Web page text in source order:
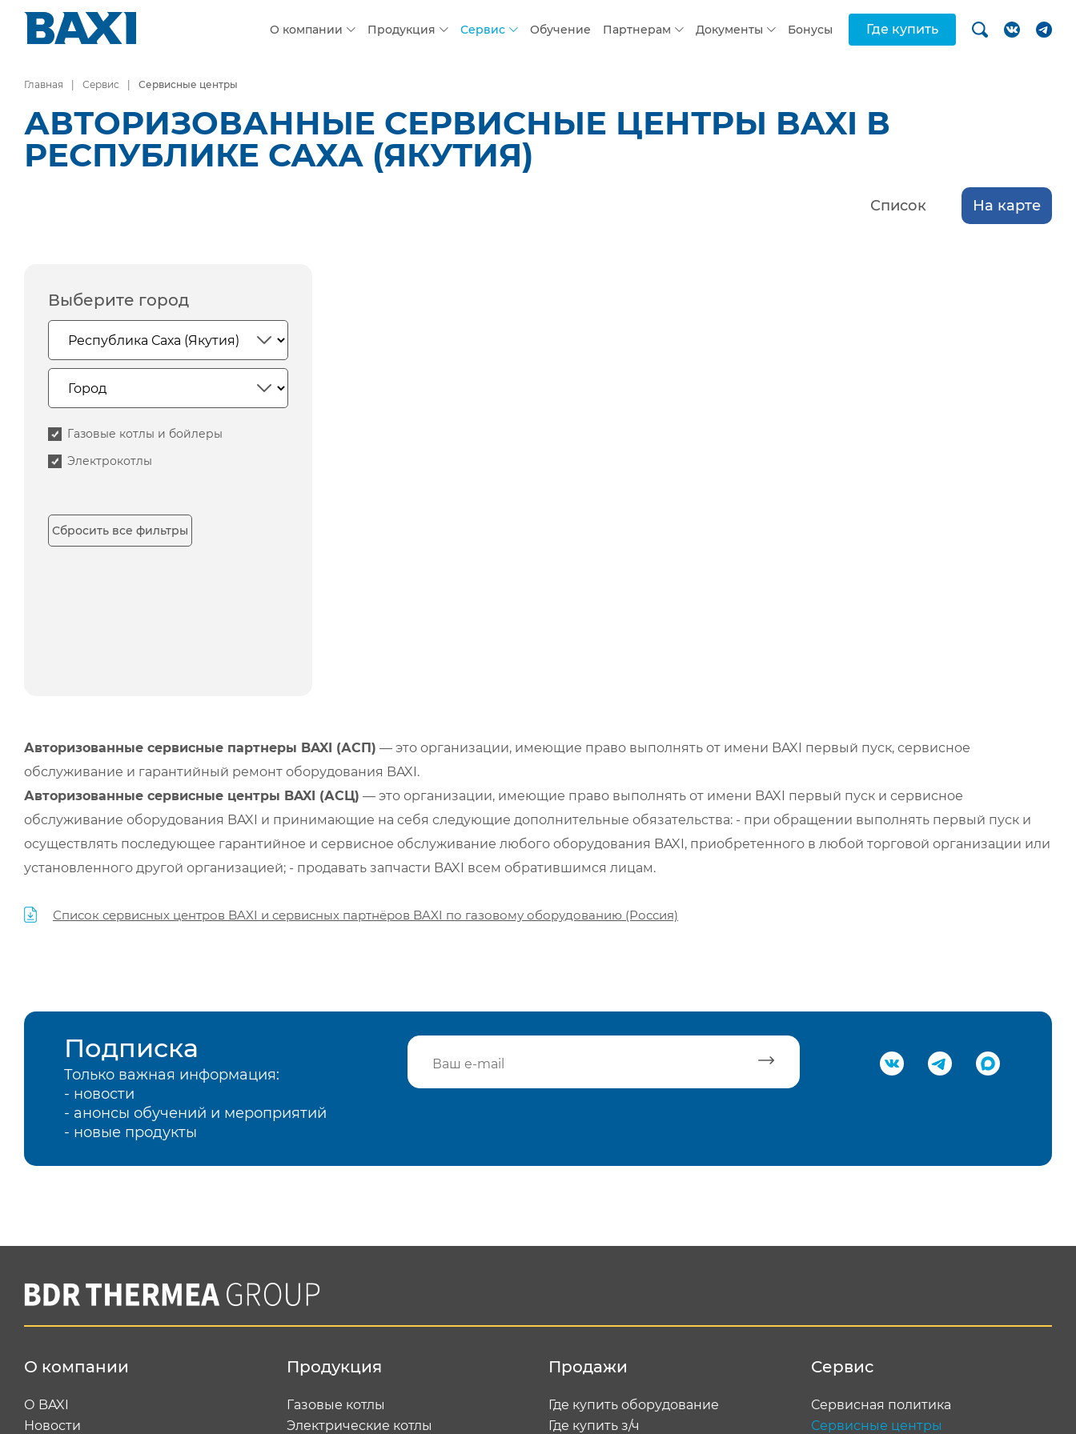
О компании Продукция Сервис Обучение Партнерам Документы Бонусы Где купить
Главная Сервис Сервисные центры
АВТОРИЗОВАННЫЕ СЕРВИСНЫЕ ЦЕНТРЫ BAXI В
РЕСПУБЛИКЕ САХА (ЯКУТИЯ)
Список На карте
Выберите город
Газовые котлы и бойлеры
Электрокотлы
Сбросить все фильтры
Авторизованные сервисные партнеры BAXI (АСП) — это организации, имеющие право выполнять от имени BAXI первый пуск, сервисное
обслуживание и гарантийный ремонт оборудования BAXI.
Авторизованные сервисные центры BAXI (АСЦ) — это организации, имеющие право выполнять от имени BAXI первый пуск и сервисное
обслуживание оборудования BAXI и принимающие на себя следующие дополнительные обязательства: - при обращении выполнять первый пуск и
осуществлять последующее гарантийное и сервисное обслуживание любого оборудования BAXI, приобретенного в любой торговой организации или
установленного другой организацией; - продавать запчасти BAXI всем обратившимся лицам.
Список сервисных центров BAXI и сервисных партнёров BAXI по газовому оборудованию (Россия)
Подписка
Только важная информация:
- новости
- анонсы обучений и мероприятий
- новые продукты
О компании
О BAXI
Новости
Продукция
Газовые котлы
Электрические котлы
Продажи
Где купить оборудование
Где купить з/ч
Сервис
Сервисная политика
Сервисные центры